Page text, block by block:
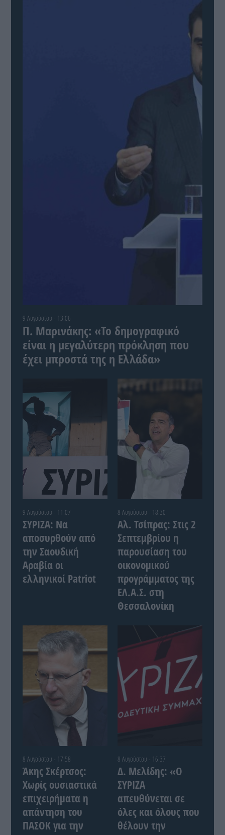
9 Αυγούστου - 13:06
Π. Μαρινάκης: «Το δημογραφικό
είναι η μεγαλύτερη πρόκληση που
έχει μπροστά της η Ελλάδα»
9 Αυγούστου - 11:07
ΣΥΡΙΖΑ: Να
αποσυρθούν από
την Σαουδική
Αραβία οι
ελληνικοί Patriot
8 Αυγούστου - 18:30
Αλ. Τσίπρας: Στις 2
Σεπτεμβρίου η
παρουσίαση του
οικονομικού
προγράμματος της
ΕΛ.Α.Σ. στη
Θεσσαλονίκη
8 Αυγούστου - 17:58
Άκης Σκέρτσος:
Χωρίς ουσιαστικά
επιχειρήματα η
απάντηση του
ΠΑΣΟΚ για την
8 Αυγούστου - 16:37
Δ. Μελίδης: «Ο
ΣΥΡΙΖΑ
απευθύνεται σε
όλες και όλους που
θέλουν την